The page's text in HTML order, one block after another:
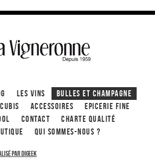
Les Vins
Bulles et Champagne
CUBIS ACCESSOIRES
Epicerie fine
Contact
Charte qualité
Qui sommes-nous ?
par Digeek